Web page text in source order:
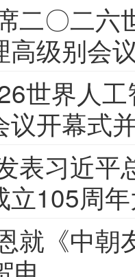
二〇二六
高级别会
世界人
议开幕式
表习近
立105周
就《中朝